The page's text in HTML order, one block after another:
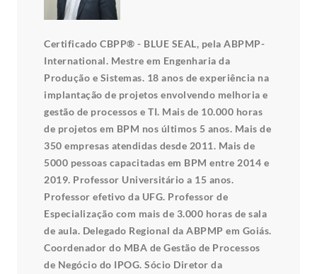
Certificado CBPP® - BLUE SEAL, pela ABPMP-
International. Mestre em Engenharia da
Produção e Sistemas. 18 anos de experiência na
implantação de projetos envolvendo melhoria e
gestão de processos e TI. Mais de 10.000 horas
de projetos em BPM nos últimos 5 anos. Mais de
350 empresas atendidas desde 2011. Mais de
5000 pessoas capacitadas em BPM entre 2014 e
2019. Professor Universitário a 15 anos.
Professor efetivo da UFG. Professor de
Especialização com mais de 3.000 horas de sala
de aula. Delegado Regional da ABPMP em Goiás.
Coordenador do MBA de Gestão de Processos
de Negócio do IPOG. Sócio Diretor da